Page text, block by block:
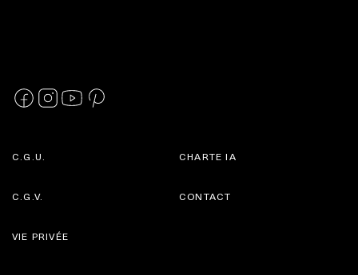
C.G.U.
C.G.V.
CHARTE IA
CONTACT
VIE PRIVÉE